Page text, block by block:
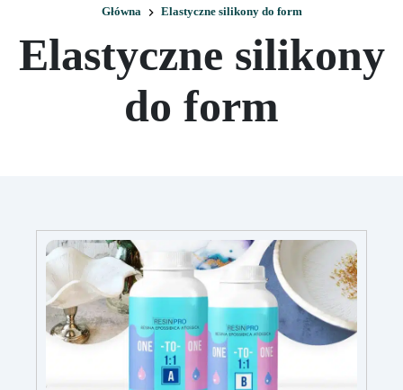
Główna Elastyczne silikony do form
Elastyczne silikony
do form